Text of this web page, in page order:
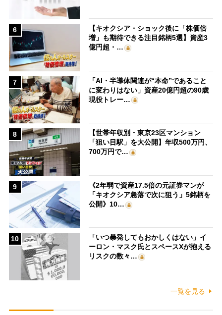
6
【キオクシア・ショック後に「株価倍
増」も期待できる注目銘柄5選】資産3
億円超・…
7
「AI・半導体関連が“本命”であること
に変わりはない」資産20億円超の90歳
現役トレー…
8
【世帯年収別・東京23区マンション
「狙い目駅」を大公開】年収500万円、
700万円で…
9
《2年弱で資産17.5倍の元証券マンが
「キオクシア急落で次に狙う」5銘柄を
公開》10…
10
「いつ暴発してもおかしくはない」イ
ーロン・マスク氏とスペースXが抱える
リスクの数々…
一覧を見る